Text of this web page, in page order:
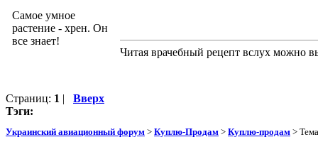
Самое умное
растение - хрен. Он
все знает!
Читая врачебный рецепт вслух можно
Страниц: 1 | Вверх
Тэги:
Украинский авиационный форум > Куплю-Продам > Куплю-продам >